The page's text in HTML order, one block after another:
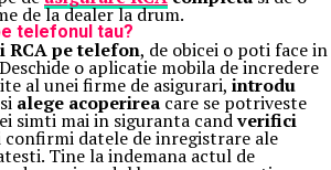
de la dealer la drum.
telefonul tau?
RCA pe telefon, de obicei o poti face in
o aplicatie mobila de incredere
al unei firme de asigurari, introdu
si alege acoperirea care se potriveste
simti mai in siguranta candverifici
confirmi datele de inregistrare ale
Tine la indemana actul de